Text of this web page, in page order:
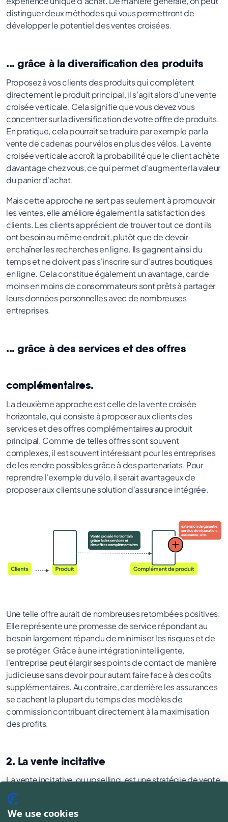
distinguer deux méthodes qui vous permettront de
développer le potentiel des ventes croisées.
... grâce à la diversification des produits
Proposez à vos clients des produits qui complètent
directement le produit principal, il s'agit alors d'une vente
croisée verticale. Cela signifie que vous devez vous
concentrer sur la diversification de votre offre de produits.
En pratique, cela pourrait se traduire par exemple par la
vente de cadenas pour vélos en plus des vélos. La vente
croisée verticale accroît la probabilité que le client achète
davantage chez vous, ce qui permet d'augmenter la valeur
du panier d'achat.
Mais cette approche ne sert pas seulement à promouvoir
les ventes, elle améliore également la satisfaction des
clients. Les clients apprécient de trouver tout ce dont ils
ont besoin au même endroit, plutôt que de devoir
enchaîner les recherches en ligne. Ils gagnent ainsi du
temps et ne doivent pas s'inscrire sur d'autres boutiques
en ligne. Cela constitue également un avantage, car de
moins en moins de consommateurs sont prêts à partager
leurs données personnelles avec de nombreuses
entreprises.
... grâce à des services et des offres
complémentaires.
La deuxième approche est celle de la vente croisée
horizontale, qui consiste à proposer aux clients des
services et des offres complémentaires au produit
principal. Comme de telles offres sont souvent
complexes, il est souvent intéressant pour les entreprises
de les rendre possibles grâce à des partenariats. Pour
reprendre l'exemple du vélo, il serait avantageux de
proposer aux clients une solution d'assurance intégrée.
Une telle offre aurait de nombreuses retombées positives.
Elle représente une promesse de service répondant au
besoin largement répandu de minimiser les risques et de
se protéger. Grâce à une intégration intelligente,
l'entreprise peut élargir ses points de contact de manière
judicieuse sans devoir pour autant faire face à des coûts
supplémentaires. Au contraire, car derrière les assurances
se cachent la plupart du temps des modèles de
commission contribuant directement à la maximisation
des profits.
2. La vente incitative
La vente incitative, ou upselling, est une stratégie de vente
efficace lorsqu'une entreprise propose des produits et
des services pour lesquels il existe différents tarifs ou
différentes options. Il est bien connu qu'il est plus difficile
We use cookies